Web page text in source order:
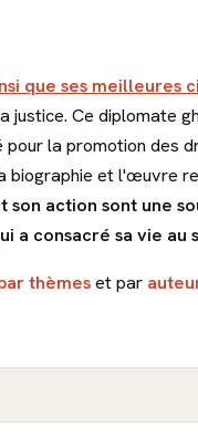
que ses meilleures
Ce diplomate
la promotion
biographie et l'œuvre
son action sont une
a consacré sa vie au
thèmeset par